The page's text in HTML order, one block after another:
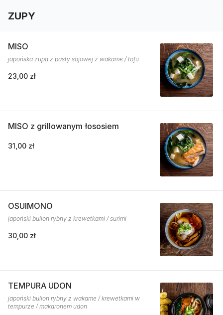
ZUPY
MISO
japońska zupa z pasty sojowej z wakame / tofu
23,00 zł
MISO z grillowanym łososiem
31,00 zł
OSUIMONO
japoński bulion rybny z krewetkami / surimi
30,00 zł
TEMPURA UDON
japoński bulion rybny z wakame / krewetkami w
tempurze / makaronem udon